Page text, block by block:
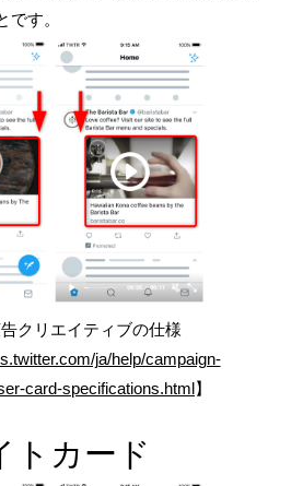
です。
告クリエイティブの仕様
ja/help/campaign-
card-specifications.html】
トカード